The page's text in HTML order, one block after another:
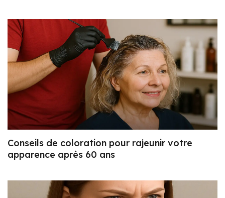
Conseils de coloration pour rajeunir votre
apparence après 60 ans